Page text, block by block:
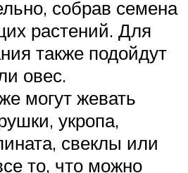
собрав семена
растений. Для
также подойдут
овес.
могут жевать
укропа,
свеклы или
то, что можно